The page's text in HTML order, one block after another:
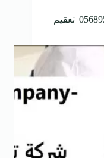
شركة تعقيم منازل في ابوظبي |0568950034| تعقيم